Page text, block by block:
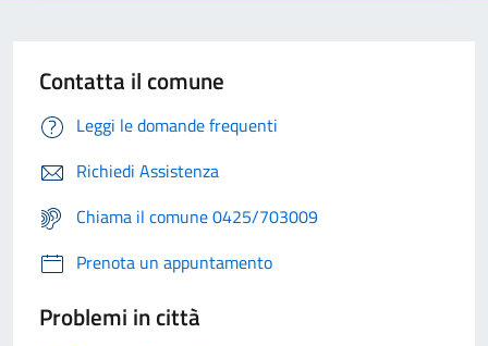
Contatta il comune
Leggi le domande frequenti
Richiedi Assistenza
Chiama il comune 0425/703009
Prenota un appuntamento
Problemi in città